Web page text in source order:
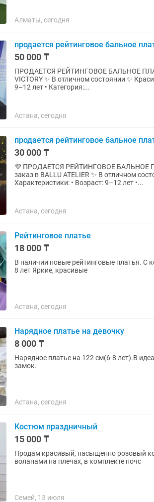
Алматы, сегодня
продается рейтинговое бальное
50 000 ₸
ПРОДАЕТСЯ РЕЙТИНГОВОЕ БАЛЬНОЕ ПЛАТЬЕ ✨ Индивидуальный пошив ✨ Сшито
VICTORY ✨ В отличном состоянии ✨
9–12 лет • Категория:...
Астана, сегодня
продается рейтинговое бальное
30 000 ₸
💜 ПРОДАЕТСЯ РЕЙТИНГОВОЕ БАЛЬНОЕ
заказ в BALLU ATELIER ✨ В отличном состоянии ✨ Красиво смотрится на паркете
Характеристики: • Возраст: 9–12 лет •...
Астана, сегодня
Рейтинговое платье
18 000 ₸
В наличии новые рейтинговые платья. С
8 лет Яркие, красивые
Астана, сегодня
Нарядное платье на девочку
8 000 ₸
Нарядное платье на 122 см(6-8 лет).В
замок.
Астана, сегодня
Костюм праздничный
15 000 ₸
Продам красивый, насыщенно розовый
воланами на плечах, в комплекте почс
Семей, 13 июля